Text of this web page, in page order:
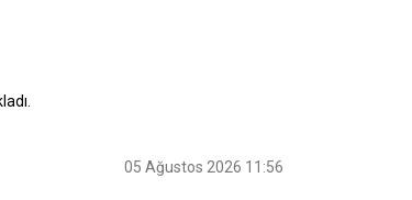
05 Ağustos 2026 11:56